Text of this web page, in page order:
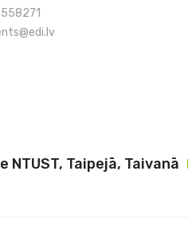
NTUST, Taipejā, Taivanā